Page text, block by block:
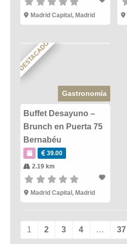
Madrid Capital, Madrid
DESTACADO
Gastronomía
Buffet Desayuno –
Brunch en Puerta 75
Bernabéu
39.00
2.19 km
Madrid Capital, Madrid
1 2 3 4 … 37